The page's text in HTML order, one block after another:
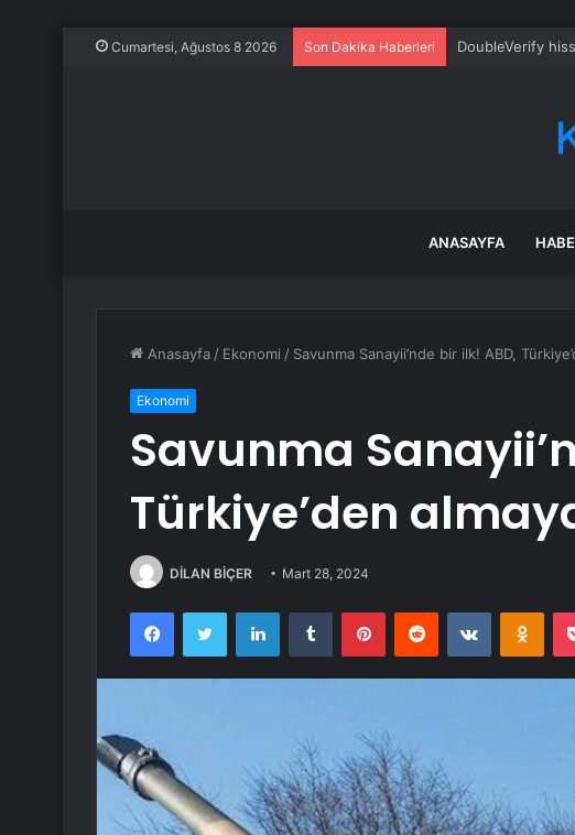
Cumartesi, Ağustos 8 2026 Son Dakika Haberleri DoubleVerify
ANASAYFA
Anasayfa / Ekonomi / Savunma Sanayii’nde bir ilk! ABD,
Ekonomi
Savunma
Türkiye’den
DİLAN BİÇER Mart 28, 2024
FacebookTwitter LinkedInTumblr PinterestReddit VKontakte